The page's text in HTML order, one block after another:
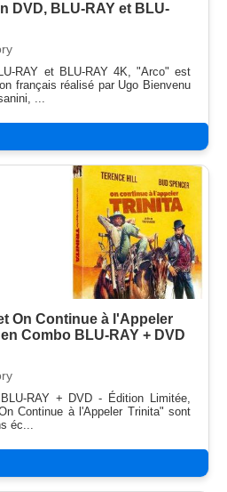
DVD, BLU-RAY et BLU-
RAY et BLU-RAY 4K, "Arco" est
français réalisé par Ugo Bienvenu
...
On Continue à l'Appeler
Combo BLU-RAY + DVD
RAY + DVD - Édition Limitée,
Continue à l'Appeler Trinita" sont
éc...